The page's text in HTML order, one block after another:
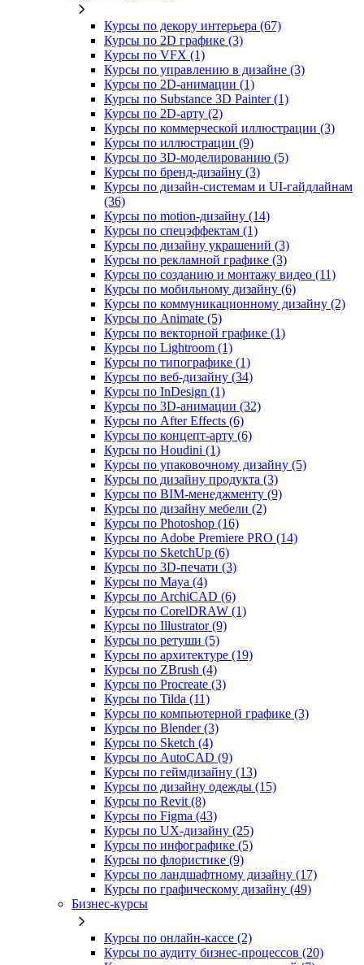
Курсы по декору интерьера (67)
Курсы по 2D графике (3)
Курсы по VFX (1)
Курсы по управлению в дизайне (3)
Курсы по 2D‑анимации (1)
Курсы по Substance 3D Painter (1)
Курсы по 2D‑арту (2)
Курсы по коммерческой иллюстрации (3)
Курсы по иллюстрации (9)
Курсы по 3D‑моделированию (5)
Курсы по бренд‑дизайну (3)
Курсы по дизайн-системам и UI-гайдлайнам
(36)
Курсы по motion-дизайну (14)
Курсы по спецэффектам (1)
Курсы по дизайну украшений (3)
Курсы по рекламной графике (3)
Курсы по созданию и монтажу видео (11)
Курсы по мобильному дизайну (6)
Курсы по коммуникационному дизайну (2)
Курсы по Animate (5)
Курсы по векторной графике (1)
Курсы по Lightroom (1)
Курсы по типографике (1)
Курсы по веб‑дизайну (34)
Курсы по InDesign (1)
Курсы по 3D‑анимации (32)
Курсы по After Effects (6)
Курсы по концепт‑арту (6)
Курсы по Houdini (1)
Курсы по упаковочному дизайну (5)
Курсы по дизайну продукта (3)
Курсы по BIM‑менеджменту (9)
Курсы по дизайну мебели (2)
Курсы по Photoshop (16)
Курсы по Adobe Premiere PRO (14)
Курсы по SketchUp (6)
Курсы по 3D-печати (3)
Курсы по Maya (4)
Курсы по ArchiCAD (6)
Курсы по CorelDRAW (1)
Курсы по Illustrator (9)
Курсы по ретуши (5)
Курсы по архитектуре (19)
Курсы по ZBrush (4)
Курсы по Procreate (3)
Курсы по Tilda (11)
Курсы по компьютерной графике (3)
Курсы по Blender (3)
Курсы по Sketch (4)
Курсы по AutoCAD (9)
Курсы по геймдизайну (13)
Курсы по дизайну одежды (15)
Курсы по Revit (8)
Курсы по Figma (43)
Курсы по UX‑дизайну (25)
Курсы по инфографике (5)
Курсы по флористике (9)
Курсы по ландшафтному дизайну (17)
Курсы по графическому дизайну (49)
Бизнес-курсы
Курсы по онлайн-кассе (2)
Курсы по аудиту бизнес-процессов (20)